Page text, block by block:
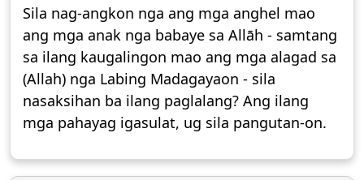
Sila nag-angkon nga ang mga anghel mao
ang mga anak nga babaye sa Allāh - samtang
sa ilang kaugalingon mao ang mga alagad sa
(Allah) nga Labing Madagayaon - sila
nasaksihan ba ilang paglalang? Ang ilang
mga pahayag igasulat, ug sila pangutan-on.